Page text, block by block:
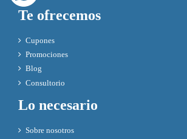
Te ofrecemos
Cupones
Promociones
Blog
Consultorio
Lo necesario
Sobre nosotros